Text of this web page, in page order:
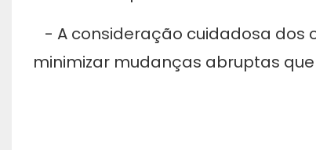
- A consideração cuidadosa dos
minimizar mudanças abruptas